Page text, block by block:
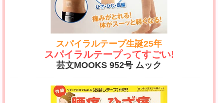
スパイラルテープ生誕25年
スパイラルテープってすごい!
芸文MOOKS 952号 ムック